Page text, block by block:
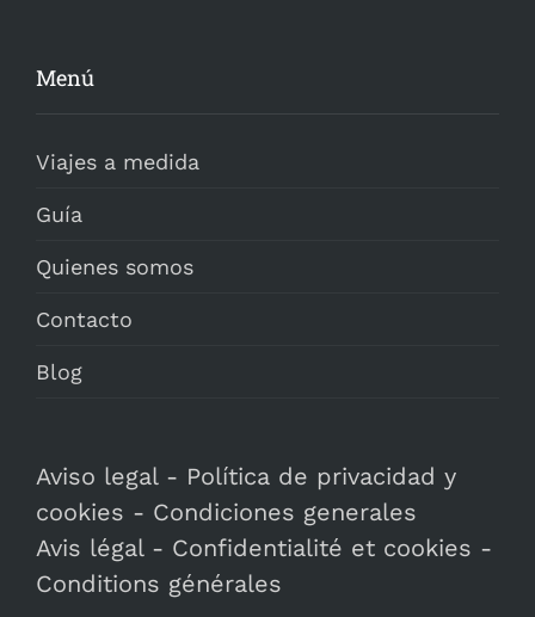
Menú
Viajes a medida
Guía
Quienes somos
Contacto
Blog
Aviso legal- Política de privacidad y
cookies - Condiciones generales
Avis légal- Confidentialité et cookies -
Conditions générales